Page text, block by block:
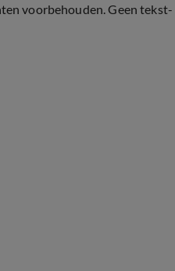
voorbehouden. Geen tekst-